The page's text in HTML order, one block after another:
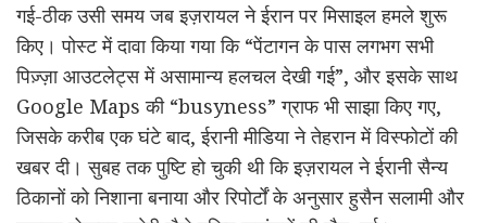
गई-ठीक उसी समय जब इज़रायल ने ईरान पर मिसाइल हमले शुरू
किए। पोस्ट में दावा किया गया कि “पेंटागन के पास लगभग सभी
पिज़्ज़ा आउटलेट्स में असामान्य हलचल देखी गई”, और इसके साथ
Google Maps की “busyness” ग्राफ भी साझा किए गए,
जिसके करीब एक घंटे बाद, ईरानी मीडिया ने तेहरान में विस्फोटों की
खबर दी। सुबह तक पुष्टि हो चुकी थी कि इज़रायल ने ईरानी सैन्य
ठिकानों को निशाना बनाया और रिपोर्टों के अनुसार हुसैन सलामी और